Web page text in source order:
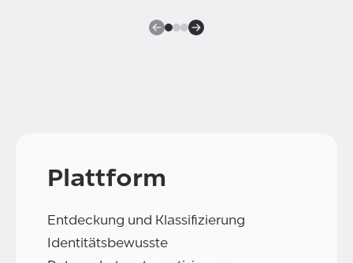
Plattform
Entdeckung und Klassifizierung
Identitätsbewusste